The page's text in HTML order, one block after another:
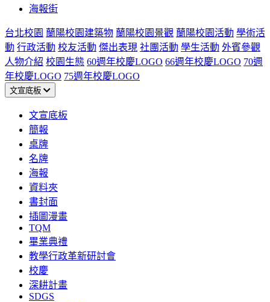
海報街
台北校園 蘭陽校園建築物 蘭陽校園景觀 蘭陽校園活動 學術活
動 行政活動 校友活動 傑出表現 社團活動 學生活動 外賓參觀
人物介紹 校園生態 60週年校慶LOGO 66週年校慶LOGO 70週
年校慶LOGO 75週年校慶LOGO
文宣底板
文宣底板
簡報
桌牌
名牌
海報
資料夾
書封面
插圖漫畫
TQM
畢業典禮
教學行政革新研討會
校慶
深耕計畫
SDGS